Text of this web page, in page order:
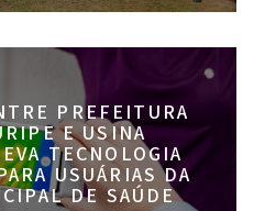
PREFEITURA
E USINA
TECNOLOGIA
USUÁRIAS DA
DE SAÚDE